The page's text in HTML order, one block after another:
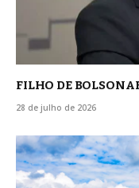
FILHO DE
28 de julho de 2026